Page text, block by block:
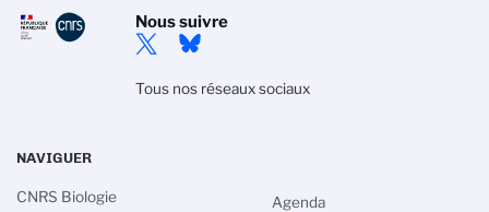
Nous suivre
Tous nos réseaux sociaux
NAVIGUER
CNRS Biologie
Agenda